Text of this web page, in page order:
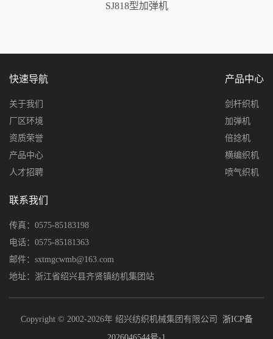
SJ818型加弹机
快速导航
关于我们
厂区环境
资质荣誉
产品中心
人才招聘
产品中心
剑杆织机
加弹机
倍捻机
横编织机
喷气织机
联系我们
传真：0575-85183198
电话：0575-85181363
邮件：sxtmgcwmb@163.com
地址：浙江省绍兴县齐贤镇纺机集团站
Copyright © 2002-2026年 绍兴纺织机械集团有限公司 浙ICP备